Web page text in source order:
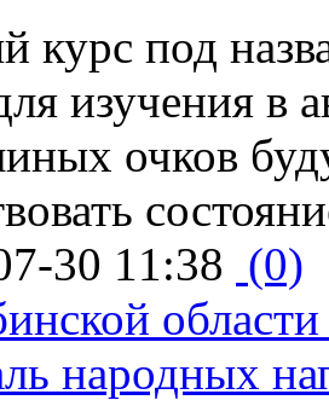
курс под
изучения
очков
30 11:38 (0)
народных